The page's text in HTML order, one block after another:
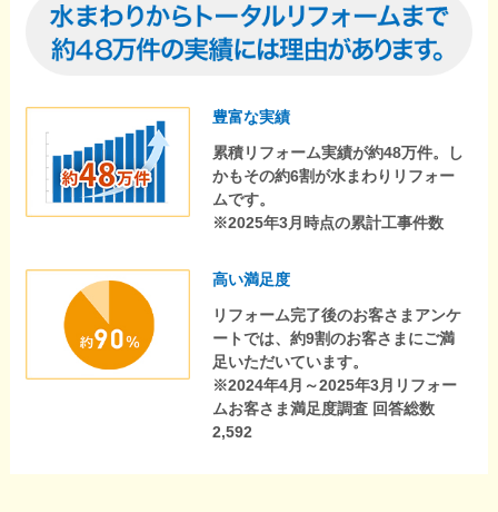
豊富な実績
累積リフォーム実績が約48万件。し
かもその約6割が水まわりリフォー
ムです。
※2025年3月時点の累計工事件数
高い満足度
リフォーム完了後のお客さまアンケ
ートでは、約9割のお客さまにご満
足いただいています。
※2024年4月～2025年3月リフォー
ムお客さま満足度調査 回答総数
2,592